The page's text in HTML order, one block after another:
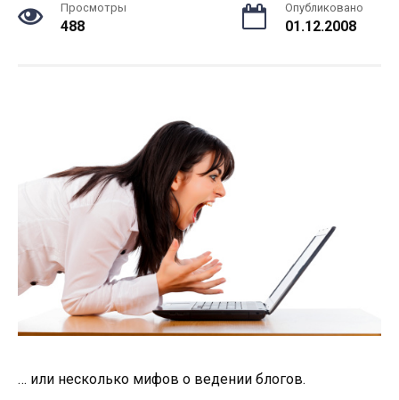
Просмотры
488
Опубликовано
01.12.2008
… или несколько мифов о ведении блогов.